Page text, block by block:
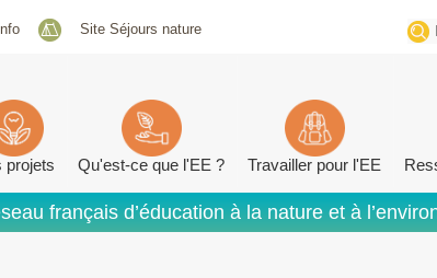
Site Séjours nature
for:
projets Qu'est-ce que l'EE ? Travailler pour l'EE
français d’éducation à la nature et à